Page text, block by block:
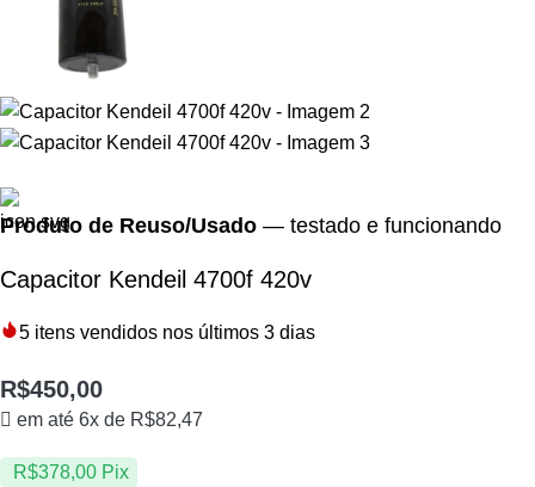
Produto de Reuso/Usado — testado e funcionando
Capacitor Kendeil 4700f 420v
5 itens vendidos nos últimos 3 dias
R$450,00
em até 6x de R$82,47
R$378,00 Pix